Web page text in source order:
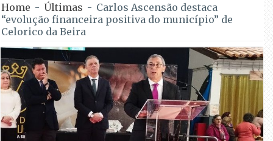
Home - Últimas - Carlos Ascensão destaca
“evolução financeira positiva do município” de
Celorico da Beira